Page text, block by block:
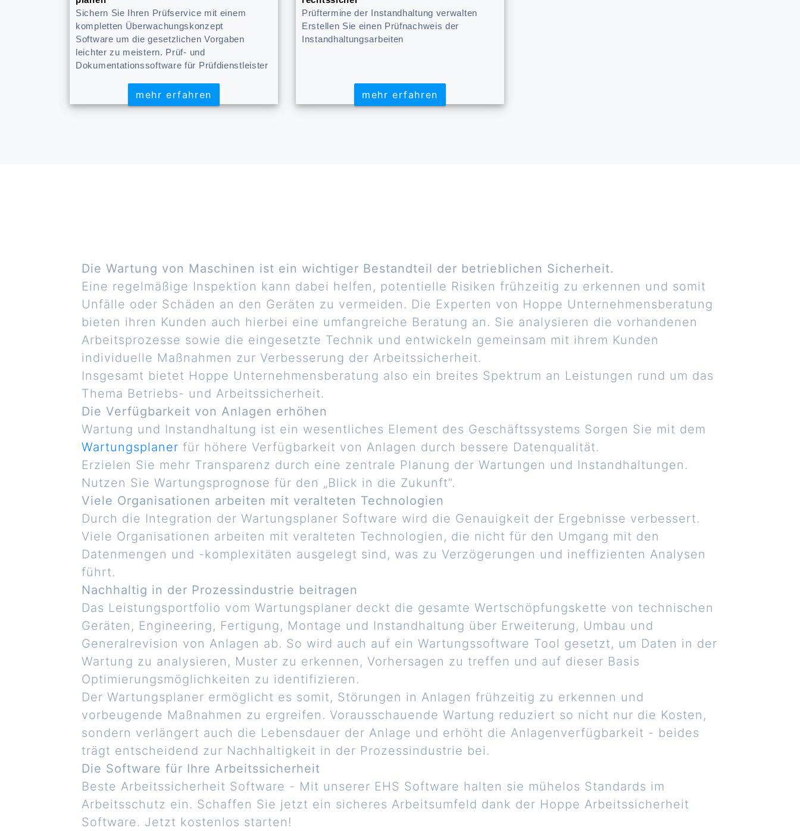
Sichern Sie Ihren Prüfservice mit einem
kompletten Überwachungskonzept
Software um die gesetzlichen Vorgaben
leichter zu meistern. Prüf- und
Dokumentationssoftware für Prüfdienstleister
mehr erfahren
mehr erfahren
Prüftermine der Instandhaltung verwalten
Erstellen Sie einen Prüfnachweis der
Instandhaltungsarbeiten
mehr erfahren
mehr erfahren
Die Wartung von Maschinen ist ein wichtiger Bestandteil der betrieblichen Sicherheit.
Eine regelmäßige Inspektion kann dabei helfen, potentielle Risiken frühzeitig zu erkennen und somit
Unfälle oder Schäden an den Geräten zu vermeiden. Die Experten von Hoppe Unternehmensberatung
bieten ihren Kunden auch hierbei eine umfangreiche Beratung an. Sie analysieren die vorhandenen
Arbeitsprozesse sowie die eingesetzte Technik und entwickeln gemeinsam mit ihrem Kunden
individuelle Maßnahmen zur Verbesserung der Arbeitssicherheit.
Insgesamt bietet Hoppe Unternehmensberatung also ein breites Spektrum an Leistungen rund um das
Thema Betriebs- und Arbeitssicherheit.
Die Verfügbarkeit von Anlagen erhöhen
Wartung und Instandhaltung ist ein wesentliches Element des Geschäftssystems Sorgen Sie mit dem
Wartungsplaner für höhere Verfügbarkeit von Anlagen durch bessere Datenqualität.
Erzielen Sie mehr Transparenz durch eine zentrale Planung der Wartungen und Instandhaltungen.
Nutzen Sie Wartungsprognose für den „Blick in die Zukunft”.
Viele Organisationen arbeiten mit veralteten Technologien
Durch die Integration der Wartungsplaner Software wird die Genauigkeit der Ergebnisse verbessert.
Viele Organisationen arbeiten mit veralteten Technologien, die nicht für den Umgang mit den
Datenmengen und -komplexitäten ausgelegt sind, was zu Verzögerungen und ineffizienten Analysen
führt.
Nachhaltig in der Prozessindustrie beitragen
Das Leistungsportfolio vom Wartungsplaner deckt die gesamte Wertschöpfungskette von technischen
Geräten, Engineering, Fertigung, Montage und Instandhaltung über Erweiterung, Umbau und
Generalrevision von Anlagen ab. So wird auch auf ein Wartungssoftware Tool gesetzt, um Daten in der
Wartung zu analysieren, Muster zu erkennen, Vorhersagen zu treffen und auf dieser Basis
Optimierungsmöglichkeiten zu identifizieren.
Der Wartungsplaner ermöglicht es somit, Störungen in Anlagen frühzeitig zu erkennen und
vorbeugende Maßnahmen zu ergreifen. Vorausschauende Wartung reduziert so nicht nur die Kosten,
sondern verlängert auch die Lebensdauer der Anlage und erhöht die Anlagenverfügbarkeit - beides
trägt entscheidend zur Nachhaltigkeit in der Prozessindustrie bei.
Die Software für Ihre Arbeitssicherheit
Beste Arbeitssicherheit Software - Mit unserer EHS Software halten sie mühelos Standards im
Arbeitsschutz ein. Schaffen Sie jetzt ein sicheres Arbeitsumfeld dank der Hoppe Arbeitssicherheit
Software. Jetzt kostenlos starten!